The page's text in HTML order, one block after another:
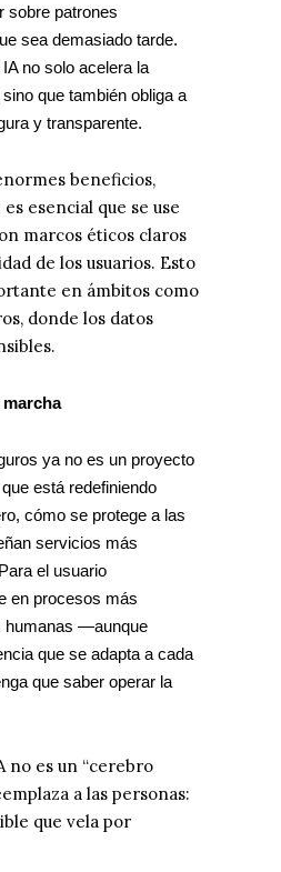
sobre patrones
sea demasiado tarde.
no solo acelera la
que también obliga a
y transparente.
beneficios,
esencial que se use
marcos éticos claros
de los usuarios. Esto
en ámbitos como
donde los datos
ya no es un proyecto
está redefiniendo
cómo se protege a las
servicios más
el usuario
en procesos más
humanas —aunque
que se adapta a cada
que saber operar la
no es un “cerebro
a las personas:
que vela por